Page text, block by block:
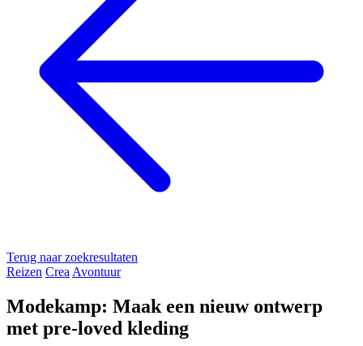
Terug naar zoekresultaten
Reizen Crea Avontuur
Modekamp: Maak een nieuw ontwerp
met pre-loved kleding